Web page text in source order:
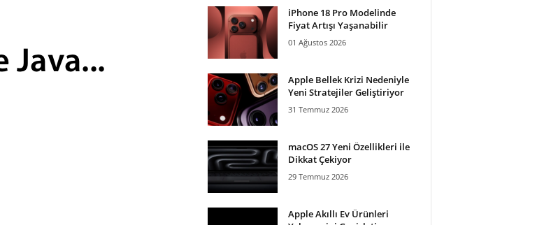
iPhone 18 Pro Modelinde
Fiyat Artışı Yaşanabilir
01 Ağustos 2026
Apple Bellek Krizi Nedeniyle
Yeni Stratejiler Geliştiriyor
31 Temmuz 2026
macOS 27 Yeni Özellikleri ile
Dikkat Çekiyor
29 Temmuz 2026
Apple Akıllı Ev Ürünleri